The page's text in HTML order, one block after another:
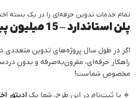
تمام خدمات تدوین حرفه‌ای را در یک بسته
پلن استاندارد– 15 میلیون پیش پرداخت
اگر در طول سال پروژه‌های تدوین متعددی
راهکار حرفه‌ای، مقرون‌به‌صرفه و بدون
مخصوص شماست!
🔹 با ثبت‌نام در این طرح، شما یک ادیتور